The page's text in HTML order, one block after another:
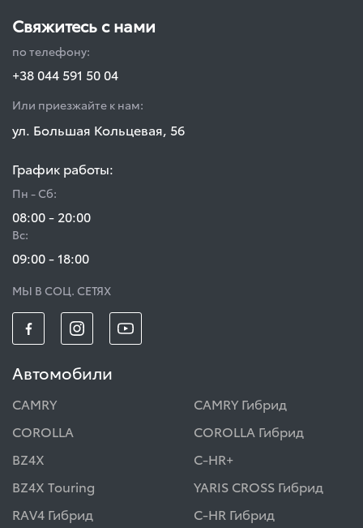
Свяжитесь с нами
по телефону:
+38 044 591 50 04
Или приезжайте к нам:
ул. Большая Кольцевая, 56
График работы:
Пн - Сб:
08:00 - 20:00
Вс:
09:00 - 18:00
МЫ В СОЦ. СЕТЯХ
Автомобили
CAMRY
CAMRY Гибрид
COROLLA
COROLLA Гибрид
BZ4X
C-HR+
BZ4X Touring
YARIS CROSS Гибрид
RAV4 Гибрид
C-HR Гибрид